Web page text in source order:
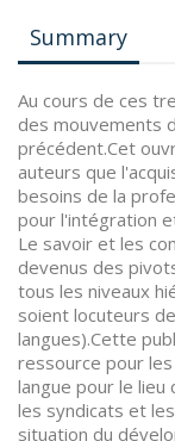
Summary
Au cours de ces
des mouvements
précédent.Cet
auteurs que
besoins de la
pour l'intégration
Le savoir et les
devenus des
tous les niveaux
soient locuteurs
langues).Cette
ressource pour
langue pour le
les syndicats et
situation du